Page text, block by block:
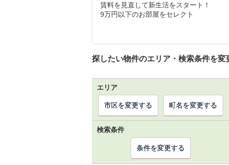
賃料を見直して新生活をスタート！
9万円以下のお部屋をセレクト
探したい物件のエリア・検索条件を変
エリア
市区を変更する 町名を変更する
検索条件
条件を変更する